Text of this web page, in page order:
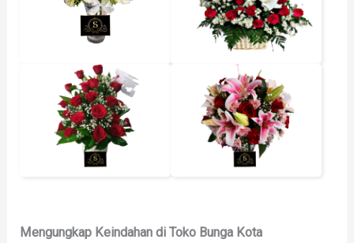
Mengungkap Keindahan di Toko Bunga Kota